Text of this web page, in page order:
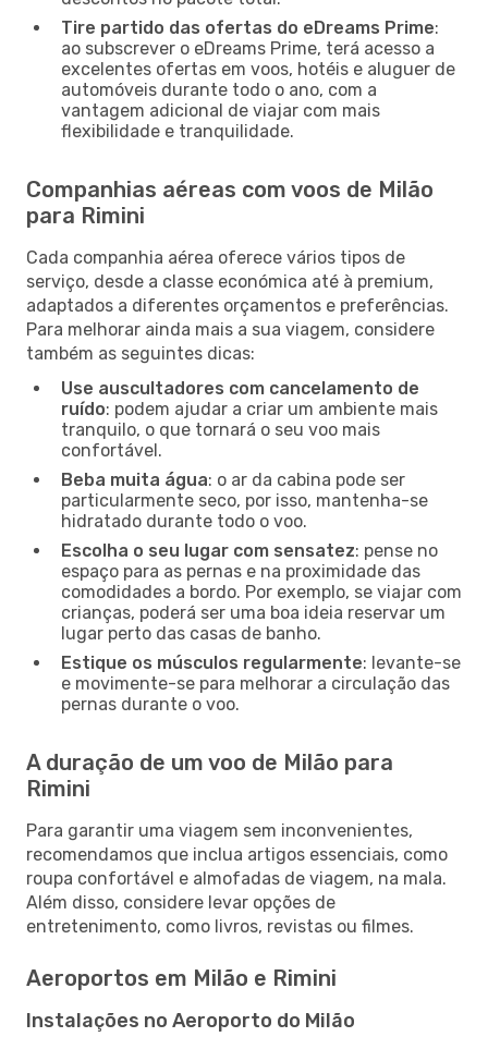
Tire partido das ofertas do eDreams Prime:
ao subscrever o eDreams Prime, terá acesso a
excelentes ofertas em voos, hotéis e aluguer de
automóveis durante todo o ano, com a
vantagem adicional de viajar com mais
flexibilidade e tranquilidade.
Companhias aéreas com voos de Milão
para Rimini
Cada companhia aérea oferece vários tipos de
serviço, desde a classe económica até à premium,
adaptados a diferentes orçamentos e preferências.
Para melhorar ainda mais a sua viagem, considere
também as seguintes dicas:
Use auscultadores com cancelamento de
ruído: podem ajudar a criar um ambiente mais
tranquilo, o que tornará o seu voo mais
confortável.
Beba muita água: o ar da cabina pode ser
particularmente seco, por isso, mantenha-se
hidratado durante todo o voo.
Escolha o seu lugar com sensatez: pense no
espaço para as pernas e na proximidade das
comodidades a bordo. Por exemplo, se viajar com
crianças, poderá ser uma boa ideia reservar um
lugar perto das casas de banho.
Estique os músculos regularmente: levante-se
e movimente-se para melhorar a circulação das
pernas durante o voo.
A duração de um voo de Milão para
Rimini
Para garantir uma viagem sem inconvenientes,
recomendamos que inclua artigos essenciais, como
roupa confortável e almofadas de viagem, na mala.
Além disso, considere levar opções de
entretenimento, como livros, revistas ou filmes.
Aeroportos em Milão e Rimini
Instalações no Aeroporto do Milão